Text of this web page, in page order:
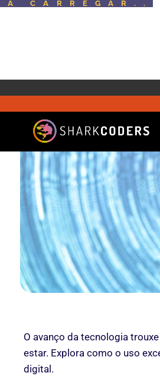
A CARREGAR..
O avanço da tecnologia
estar. Explora como o uso
digital.